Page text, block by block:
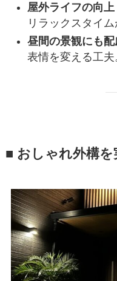
屋外ライフの向上
リラックスタイム
昼間の景観にも配
表情を変える工夫
■ おしゃれ外構